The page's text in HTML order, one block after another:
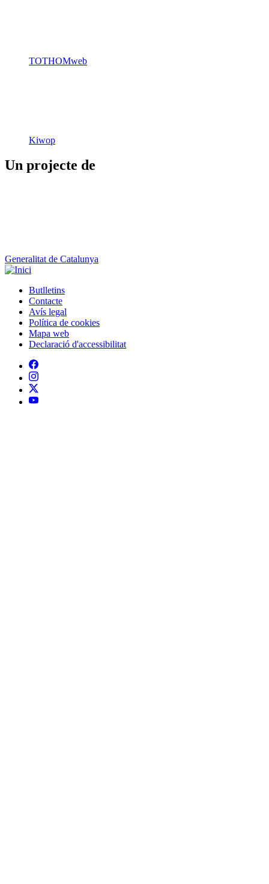
Avís legal
Política de cookies
Mapa web
Declaració d'accessibilitat